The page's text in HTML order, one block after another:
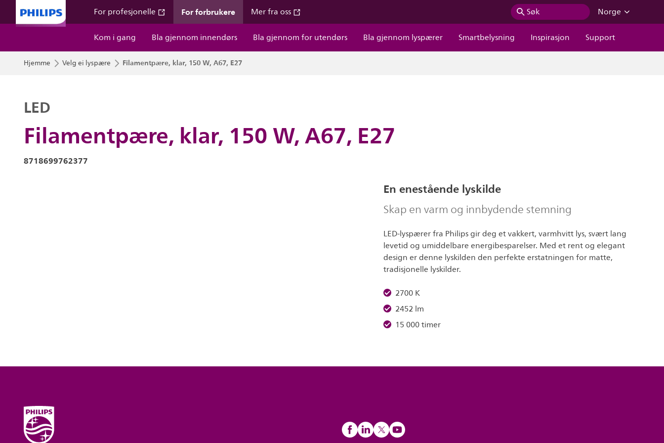
For profesjonelle For forbrukere Mer fra oss Søk
Norge
Kom i gang
Bla gjennom innendørs Bla gjennom for utendørs Bla gjennom lyspærer Smartbelysning Inspirasjon Support
Hjemme Velg ei lyspære Filamentpære, klar, 150 W, A67, E27
Filamentpære, klar, 150 W, A67, E27
LED
8718699762377
En enestående lyskilde
Skap en varm og innbydende stemning
LED-lyspærer fra Philips gir deg et vakkert, varmhvitt lys, svært lang
levetid og umiddelbare energibesparelser. Med et rent og elegant
design er denne lyskilden den perfekte erstatningen for matte,
tradisjonelle lyskilder.
2700 K
2452 lm
15 000 timer